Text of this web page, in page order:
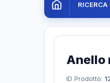
RICERCA
Anello
ID Prodotto: